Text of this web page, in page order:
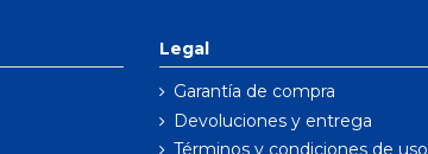
Legal
Garantía de compra
Devoluciones y entrega
Términos y condiciones de uso